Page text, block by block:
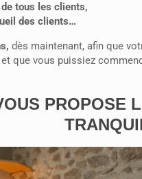
tous les clients,
des clients…
dès maintenant, afin que
que vous puissiez
PROPOSE